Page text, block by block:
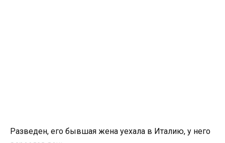
Разведен, его бывшая жена уехала в Италию, у него